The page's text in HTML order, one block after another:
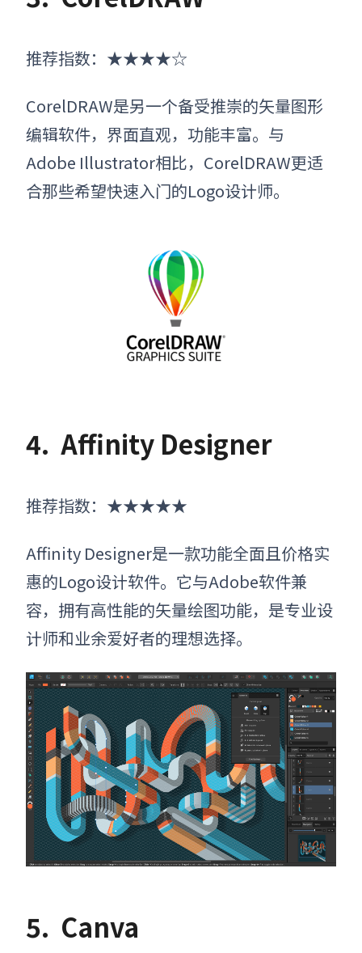
推荐指数：★★★★☆
CorelDRAW是另一个备受推崇的矢量图形
编辑软件，界面直观，功能丰富。与
Adobe Illustrator相比，CorelDRAW更适
合那些希望快速入门的Logo设计师。
4. Affinity Designer
推荐指数：★★★★★
Affinity Designer是一款功能全面且价格实
惠的Logo设计软件。它与Adobe软件兼
容，拥有高性能的矢量绘图功能，是专业设
计师和业余爱好者的理想选择。
5. Canva